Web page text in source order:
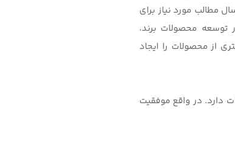
مطالب مورد نیاز برای
توسعه محصولات برند،
از محصولات را ایجاد
دارد. در واقع موفقیت